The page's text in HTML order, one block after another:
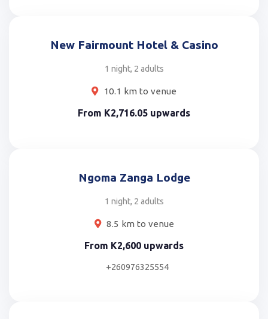
New Fairmount Hotel & Casino
1 night, 2 adults
10.1 km to venue
From K2,716.05 upwards
Ngoma Zanga Lodge
1 night, 2 adults
8.5 km to venue
From K2,600 upwards
+260976325554